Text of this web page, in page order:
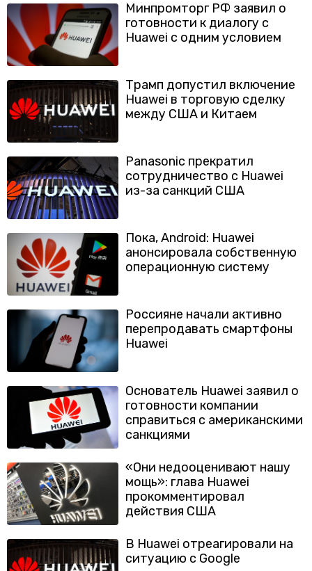
Минпромторг РФ заявил о
готовности к диалогу с
Huawei с одним условием
Трамп допустил включение
Huawei в торговую сделку
между США и Китаем
Panasonic прекратил
сотрудничество с Huawei
из-за санкций США
Пока, Android: Huawei
анонсировала собственную
операционную систему
Россияне начали активно
перепродавать смартфоны
Huawei
Основатель Huawei заявил о
готовности компании
справиться с американскими
санкциями
«Они недооценивают нашу
мощь»: глава Huawei
прокомментировал
действия США
В Huawei отреагировали на
ситуацию с Google